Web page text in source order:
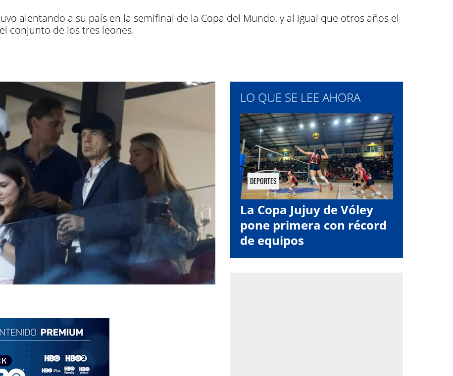
alentando a su país en la semifinal de la Copa del Mundo, y al igual que otros años el
conjunto de los tres leones.
LO QUE SE LEE AHORA
DEPORTES
La Copa Jujuy de Vóley
pone primera con récord
de equipos